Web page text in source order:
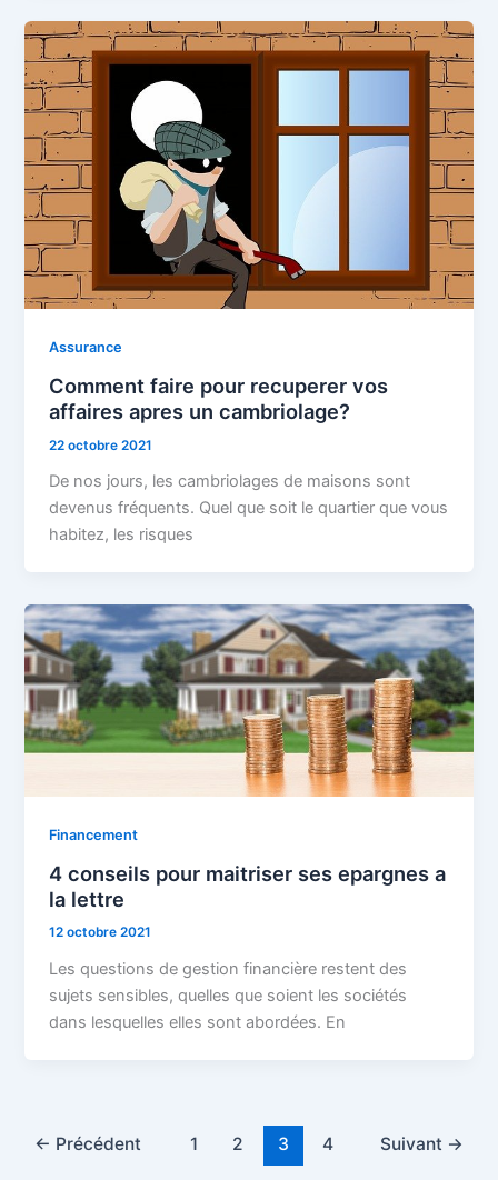
Assurance
Comment faire pour recuperer vos
affaires apres un cambriolage?
22 octobre 2021
De nos jours, les cambriolages de maisons sont
devenus fréquents. Quel que soit le quartier que vous
habitez, les risques
Financement
4 conseils pour maitriser ses epargnes a
la lettre
12 octobre 2021
Les questions de gestion financière restent des
sujets sensibles, quelles que soient les sociétés
dans lesquelles elles sont abordées. En
← Précédent 1 2 3 4 Suivant →